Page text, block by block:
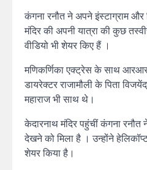
कंगना रनौत ने अपने इंस्टाग्राम
मंदिर की अपनी यात्रा की कुछ
वीडियो भी शेयर किए हैं ।
मणिकर्णिका एक्ट्रेस के साथ
डायरेक्टर राजामौली के पिता
महाराज भी साथ थे।
केदारनाथ मंदिर पहुंचीं कंगना
देखने को मिला है । उन्होंने
शेयर किया है।